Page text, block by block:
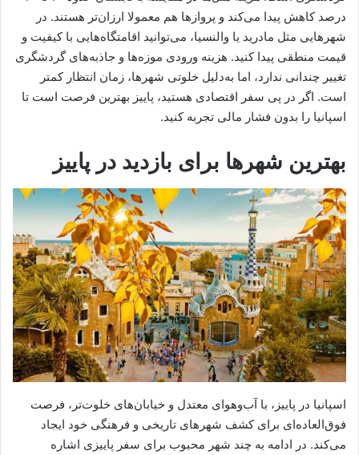
درصد کاهش پیدا می‌کند و پروازها هم معمولا ارزان‌تر هستند. در
شهرهایی مثل مادرید یا والنسیا، می‌توانید اقامتگاه‌هایی با کیفیت و
قیمت منطقی پیدا کنید. هزینه ورودی موزه‌ها و جاذبه‌های گردشگری
تغییر چندانی ندارد، اما به‌دلیل خلوتی شهرها، زمان انتظار کمتر
است. اگر در پی سفر اقتصادی هستید، پاییز بهترین فرصت است تا
اسپانیا را بدون فشار مالی تجربه کنید.
بهترین شهرها برای بازدید در پاییز
اسپانیا در پاییز، با آب‌وهوای معتدل و خیابان‌های خلوت‌تر، فرصت
فوق‌العاده‌ای برای کشف شهرهای تاریخی و فرهنگی خود ایجاد
می‌کند. در ادامه به چند شهر محبوب برای سفر پاییزی اشاره